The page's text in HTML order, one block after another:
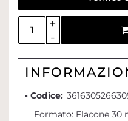
Quantità
• Codice:
Formato: Flacone 30